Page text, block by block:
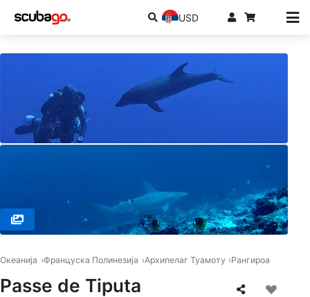
USD
Океанија Француска Полинезија Архипелаг Туамоту Рангироа
Passe de Tiputa